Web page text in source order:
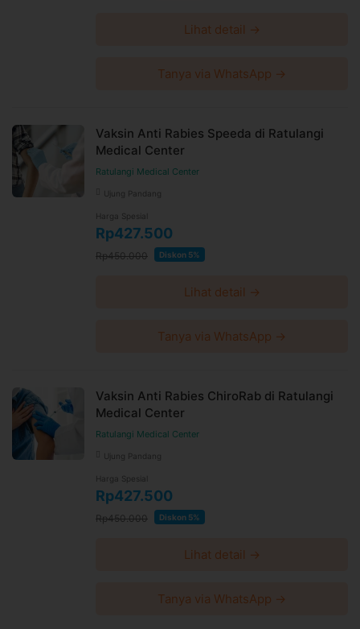
Lihat detail →
Tanya via WhatsApp →
Vaksin Anti Rabies Speeda di Ratulangi
Medical Center
Ratulangi Medical Center
Ujung Pandang
Harga Spesial
Rp427.500
Rp450.000 Diskon 5%
Lihat detail →
Tanya via WhatsApp →
Vaksin Anti Rabies ChiroRab di Ratulangi
Medical Center
Ratulangi Medical Center
Ujung Pandang
Harga Spesial
Rp427.500
Rp450.000 Diskon 5%
Lihat detail →
Tanya via WhatsApp →